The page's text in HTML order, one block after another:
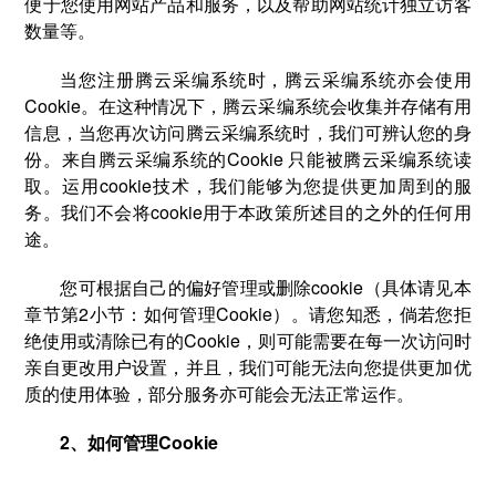
数量等。
当您注册腾云采编系统时，腾云采编系统亦会使用
Cookie。在这种情况下，腾云采编系统会收集并存储有用
信息，当您再次访问腾云采编系统时，我们可辨认您的身
份。来自腾云采编系统的Cookie 只能被腾云采编系统读
取。运用cookie技术，我们能够为您提供更加周到的服
务。我们不会将cookie用于本政策所述目的之外的任何用
途。
您可根据自己的偏好管理或删除cookie（具体请见本
章节第2小节：如何管理Cookie）。请您知悉，倘若您拒
绝使用或清除已有的Cookie，则可能需要在每一次访问时
亲自更改用户设置，并且，我们可能无法向您提供更加优
质的使用体验，部分服务亦可能会无法正常运作。
2、如何管理Cookie